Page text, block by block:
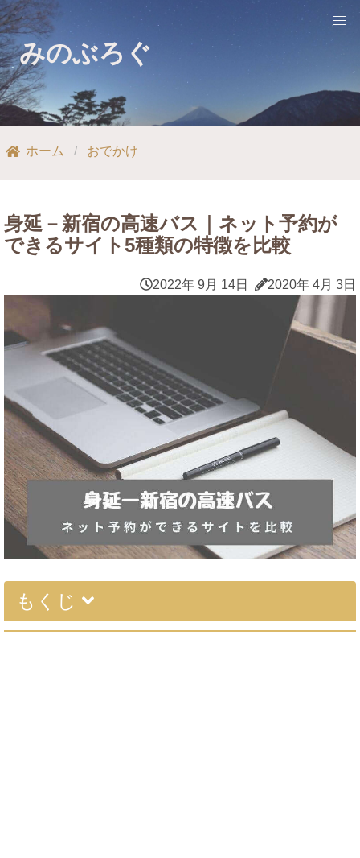
みのぶろぐ
ホーム おでかけ
身延－新宿の高速バス｜ネット予約が
できるサイト5種類の特徴を比較
2022年 9月 14日 2020年 4月 3日
もくじ